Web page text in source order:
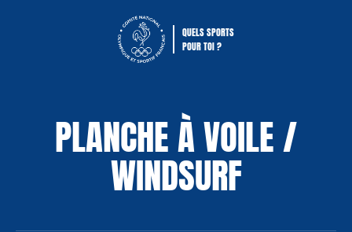
Comité National Olympique Sportif
QUELS SPORTS
POUR TOI ?
PLANCHE À VOILE /
WINDSURF